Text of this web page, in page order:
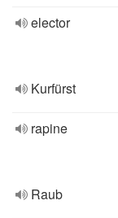
elector
Kurfürst
rapine
Raub